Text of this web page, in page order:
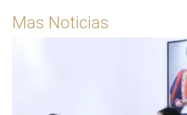
Mas Noticias